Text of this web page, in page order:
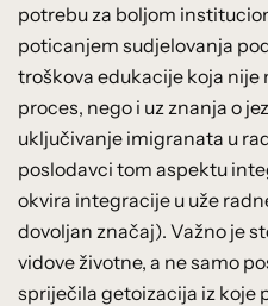
potrebu za boljom
poticanjem sudjelovanja
troškova edukacije koja nije
proces, nego i uz znanja o
uključivanje imigranata u
poslodavci tom aspektu
okvira integracije u uže
dovoljan značaj). Važno je
vidove životne, a ne samo
spriječila getoizacija iz koje